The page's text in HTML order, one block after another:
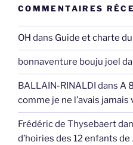
COMMENTAIRES
OH dans Guide et charte
bonnaventure bouju joel
BALLAIN-RINALDI dans A
comme je ne l’avais jamais
Frédéric de Thysebaert
d’hoiries des 12 enfants